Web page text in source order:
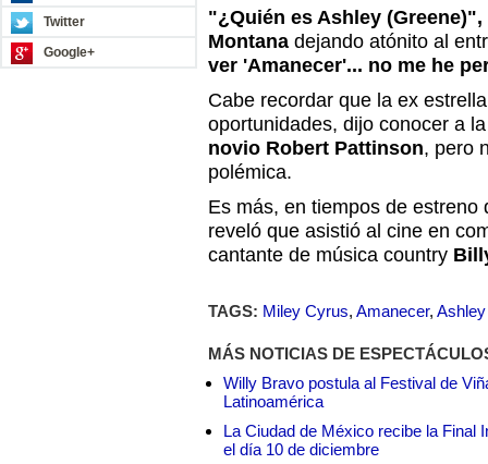
Twitter
Google+
"¿Quién es Ashley (Greene)",
Montana dejando atónito al
ver 'Amanecer'... no me he
Cabe recordar que la ex
oportunidades, dijo conocer a
novio Robert Pattinson, pero
polémica.
Es más, en tiempos de estreno
reveló que asistió al cine en
cantante de música country
TAGS: Miley Cyrus, Amanecer,
MÁS NOTICIAS DE
Willy Bravo postula al Festival de
Latinoamérica
La Ciudad de México recibe la Final
el día 10 de diciembre